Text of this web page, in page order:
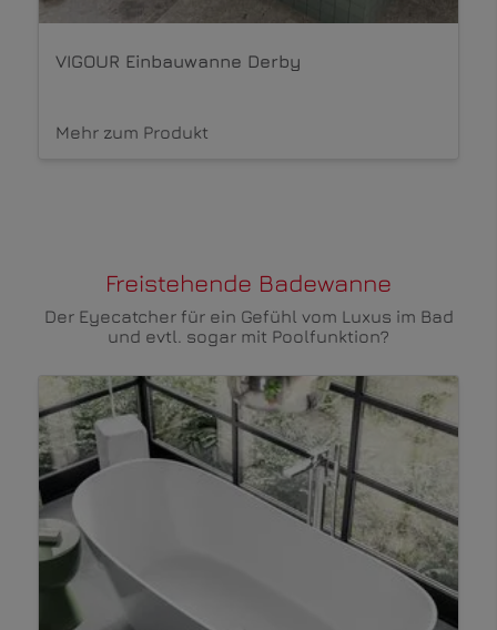
KALDEWEI Einbauwanne PURO NEXT COMBI
Mehr zum Produkt
Freistehende Badewanne
Der Eyecatcher für ein Gefühl vom Luxus im Bad
und evtl. sogar mit Poolfunktion?